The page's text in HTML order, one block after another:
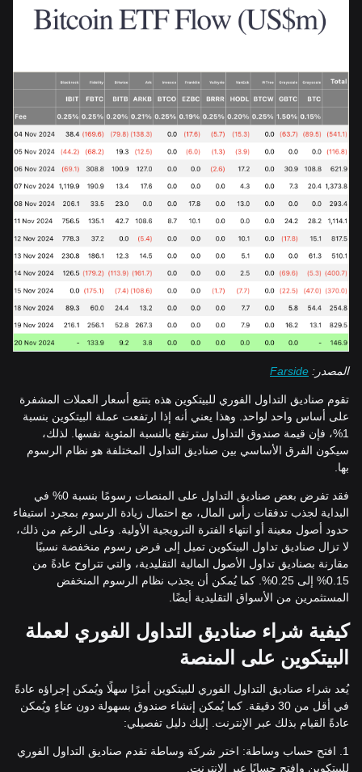
المصدر: Farside
تقوم صناديق التداول الفوري للبيتكوين هذه بتتبع أسعار العملات المشفرة
على أساس واحد لواحد. وهذا يعني أنه إذا ارتفعت عملة البيتكوين بنسبة
1%، فإن قيمة صندوق التداول سترتفع بالنسبة المئوية نفسها. لذلك،
سيكون الفرق الأساسي بين صناديق التداول المختلفة هو نظام الرسوم
بها.
فقد تفرض بعض صناديق التداول على المنصات رسومًا بنسبة 0% في
البداية لجذب تدفقات رأس المال، مع احتمال زيادة الرسوم بمجرد استيفاء
حدود أصول معينة أو انتهاء الفترة الترويجية الأولية. وعلى الرغم من ذلك،
لا تزال صناديق تداول البيتكوين تميل إلى فرض رسوم منخفضة نسبيًا
مقارنة بصناديق تداول الأصول المالية التقليدية، والتي تتراوح عادةً من
0.15% إلى 0.25%. كما يُمكن أن يجذب نظام الرسوم المنخفض
المستثمرين من الأسواق التقليدية أيضًا.
كيفية شراء صناديق التداول الفوري لعملة
البيتكوين على المنصة
يُعد شراء صناديق التداول الفوري للبيتكوين أمرًا سهلًا ويُمكن إجراؤه عادةً
في أقل من 30 دقيقة. كما يُمكن إنشاء صندوق بسهولة دون عناءٍ ويُمكن
عادةً القيام بذلك عبر الإنترنت. إليك دليل تفصيلي:
1. افتح حساب وساطة: اختر شركة وساطة تقدم صناديق التداول الفوري
للبيتكوين وافتح حسابًا عبر الإنترنت.